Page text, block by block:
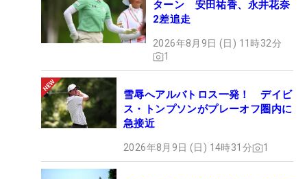
ターン 安田祐香、永井花奈
2差追走
2026年8月9日 (日) 11時32分
1
雪辱へアルバトロス一発！ デイビ
ス・トンプソンがプレーオフ圏内に
急接近
2026年8月9日 (日) 14時31分 1